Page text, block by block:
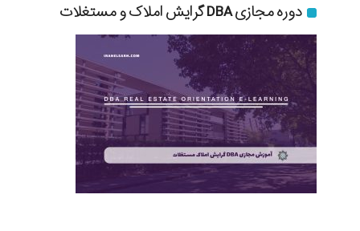
دوره مجازی DBA گرایش املاک و مستغلات